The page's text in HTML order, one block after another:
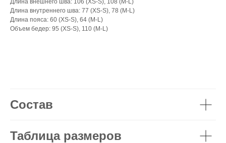
Длина внешнего шва: 106 (XS-S), 108 (M-L)
Длина внутреннего шва: 77 (XS-S), 78 (M-L)
Длина пояса: 60 (XS-S), 64 (M-L)
Объем бедер: 95 (XS-S), 110 (M-L)
Состав
Таблица размеров